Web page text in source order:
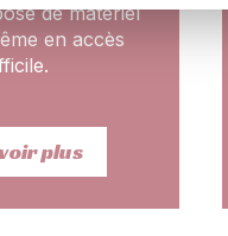
de matériel
en accès
plus